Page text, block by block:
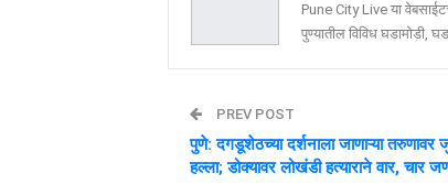
Pune City Live या
पुण्यातील विविध घडामोडी,
PREV POST
पुणे: दगडूशेठच्या दर्शनाला जाणाऱ्या तरुणावर
हल्ला; डोक्यावर लोखंडी हत्याराने वार, चार